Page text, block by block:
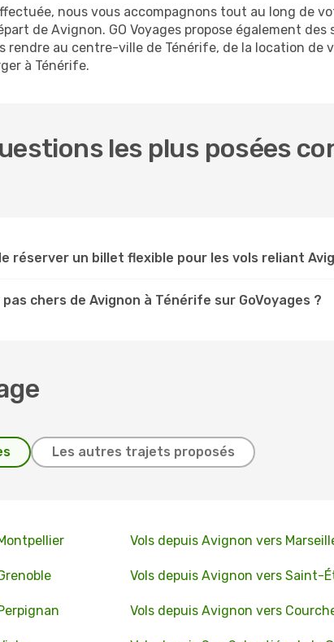
nous vous accompagnons tout au long de
de Avignon. GO Voyages propose également
rendre au centre-ville de Ténérife, de la location de
à Ténérife.
les plus posées
réserver un billet flexible pour les vols reliant
chers de Avignon à Ténérife sur GoVoyages ?
Les autres trajets proposés
Vols depuis Avignon vers
Vols depuis Avignon vers Saint-
Vols depuis Avignon vers